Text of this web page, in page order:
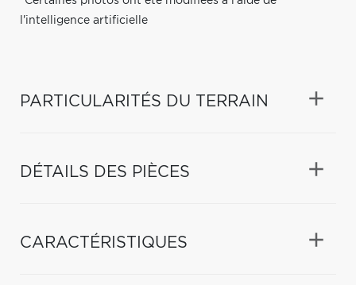
l'intelligence artificielle
PARTICULARITÉS DU TERRAIN
DÉTAILS DES PIÈCES
CARACTÉRISTIQUES